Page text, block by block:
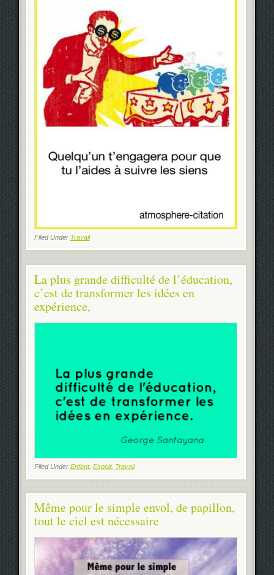
Filed Under Travail
La plus grande difficulté de l’éducation,
c’est de transformer les idées en
expérience,
Filed Under Enfant, Espoir, Travail
Même pour le simple envol, de papillon,
tout le ciel est nécessaire